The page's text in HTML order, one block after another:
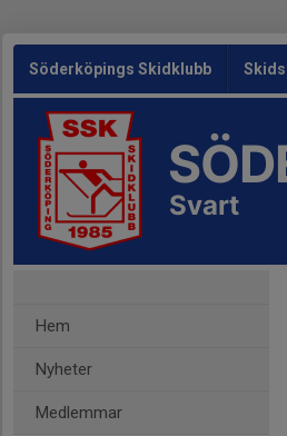
Söderköpings Skidklubb
Svart
Hem
Nyheter
Medlemmar